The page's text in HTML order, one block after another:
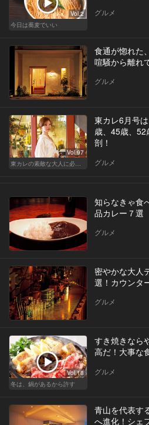
Vol.2
今日は蕎麦でいい
グルメ
食通が惚れた
喧騒から離れ
グルメ
Vol.97
東カレの素敵な大人に必要なこと
東カレ6月号
歳、45歳、
剖！
グルメ
知らなきゃ食
品カレー７選
グルメ
密やかな大人
選！カウンタ
グルメ
Vol.18
冬は、鍋があるから許す
すき焼きなら
高だ！大事な
グルメ
青山を代表す
へ進化！シェ